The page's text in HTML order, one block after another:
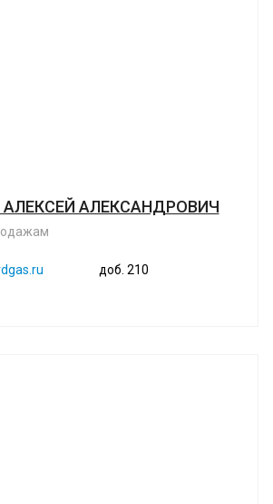
АЛЕКСАНДРОВИЧ
доб. 210